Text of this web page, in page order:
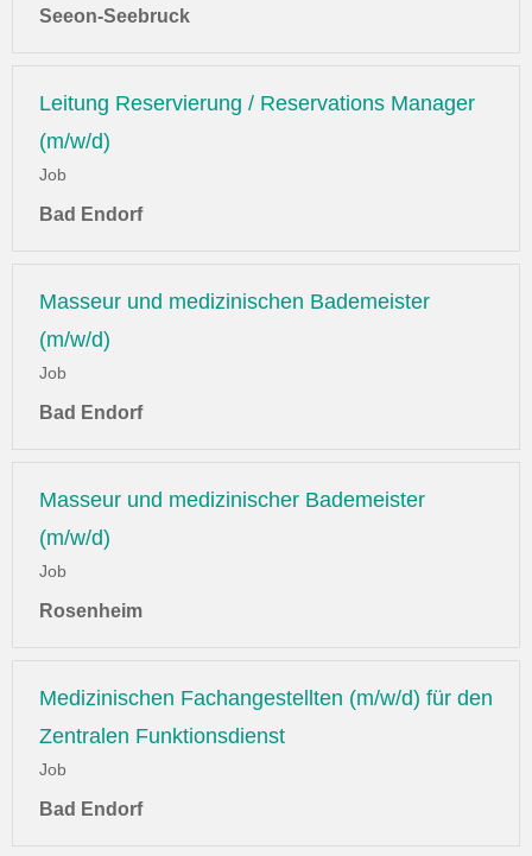
Seeon-Seebruck
Leitung Reservierung / Reservations Manager
(m/w/d)
Job
Bad Endorf
Masseur und medizinischen Bademeister
(m/w/d)
Job
Bad Endorf
Masseur und medizinischer Bademeister
(m/w/d)
Job
Rosenheim
Medizinischen Fachangestellten (m/w/d) für den
Zentralen Funktionsdienst
Job
Bad Endorf